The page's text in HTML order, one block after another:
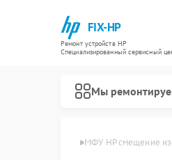
FIX-HP
Ремонт устройств HP
Специализированный cервисный
Мы
HP в Смоленске МФУ HP смещение